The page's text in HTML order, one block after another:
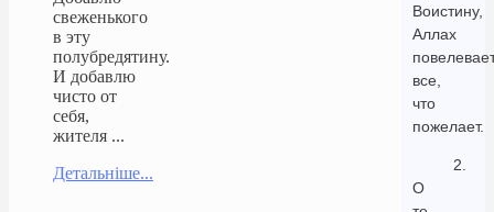
Воистину,
Аллах
все,
что
пожелает.
2.
О
свеженького
в эту
полубредятину.
И добавлю
чисто от
себя,
жителя ...
Детальніше...